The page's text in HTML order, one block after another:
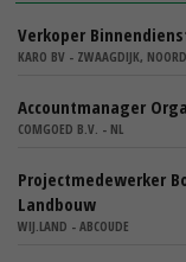
Verkoper
KARO BV - ZWAAGDIJK,
Accountmanager
COMGOED B.V. - NL
Projectmedewerker
Landbouw
WIJ.LAND - ABCOUDE